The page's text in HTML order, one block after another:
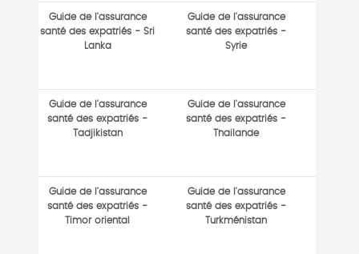
Guide de l'assurance
santé des expatriés - Sri
Lanka
Guide de l'assurance
santé des expatriés -
Syrie
Guide de l'assurance
santé des expatriés -
Tadjikistan
Guide de l'assurance
santé des expatriés -
Thailande
Guide de l'assurance
santé des expatriés -
Timor oriental
Guide de l'assurance
santé des expatriés -
Turkménistan